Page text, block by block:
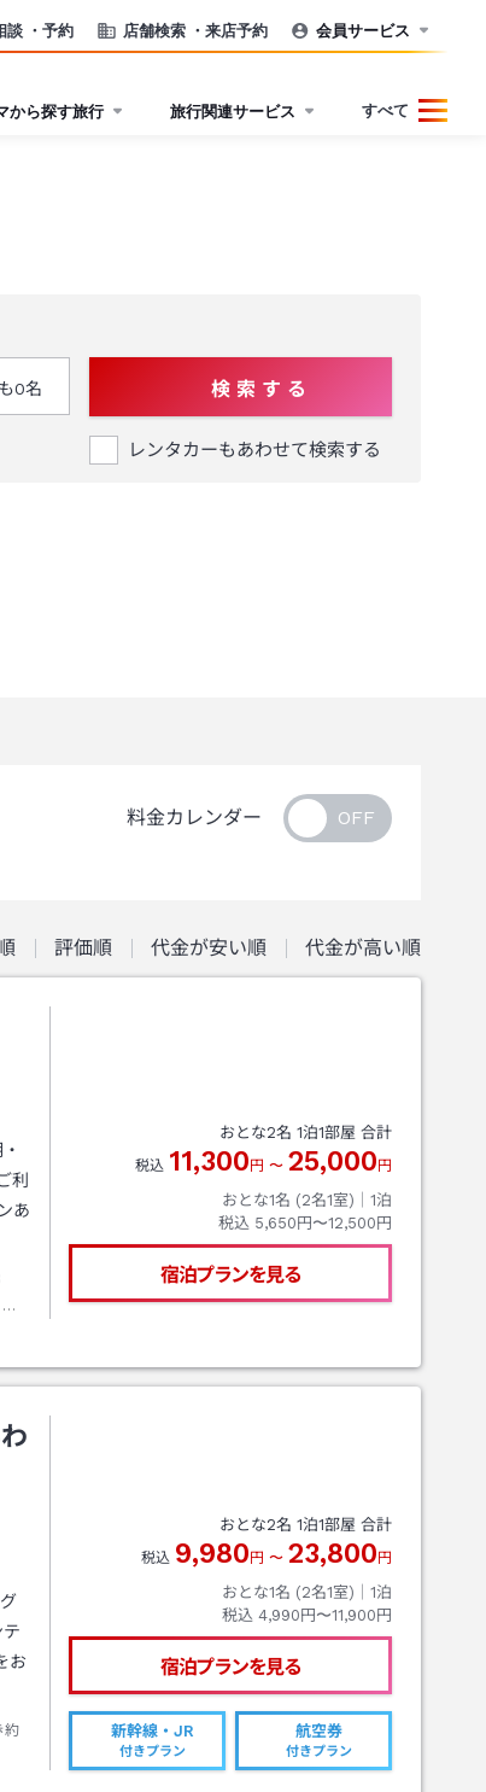
談 ・予約 店舗検索 ・来店予約 会員サービス
から探す旅行 旅行関連サービス すべて
検 索 す る
レンタカーもあわせて検索する
料金カレンダー
評価順 代金が安い順 代金が高い順
利
あ
おとな2名 1泊1部屋 合計
税込 11,300 円 〜 25,000 円
おとな1名 (2名1室)｜ 1泊
税込 5,650円〜12,500円
宿泊プランを見る
お
約
おとな2名 1泊1部屋 合計
税込 9,980 円 〜 23,800 円
おとな1名 (2名1室)｜ 1泊
税込 4,990円〜11,900円
宿泊プランを見る
新幹線・JR
付きプラン
航空券
付きプラン